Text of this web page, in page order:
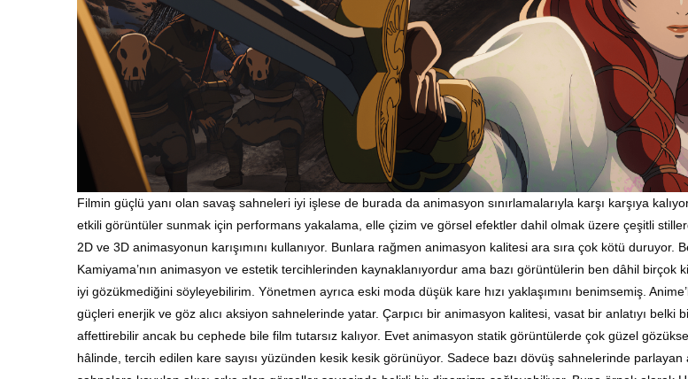
Filmin güçlü yanı olan savaş sahneleri iyi işlese de burada da animasyon sınırlamalarıyla karşı karşıya
etkili görüntüler sunmak için performans yakalama, elle çizim ve görsel efektler dahil olmak üzere çeşitli
2D ve 3D animasyonun karışımını kullanıyor. Bunlara rağmen animasyon kalitesi ara sıra çok kötü duruyor.
Kamiyama’nın animasyon ve estetik tercihlerinden kaynaklanıyordur ama bazı görüntülerin ben dâhil birçok
iyi gözükmediğini söyleyebilirim. Yönetmen ayrıca eski moda düşük kare hızı yaklaşımını benimsemiş.
güçleri enerjik ve göz alıcı aksiyon sahnelerinde yatar. Çarpıcı bir animasyon kalitesi, vasat bir anlatıyı belki
affettirebilir ancak bu cephede bile film tutarsız kalıyor. Evet animasyon statik görüntülerde çok güzel
hâlinde, tercih edilen kare sayısı yüzünden kesik kesik görünüyor. Sadece bazı dövüş sahnelerinde parlayan